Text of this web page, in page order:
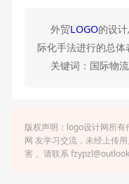
外贸LOGO的设
际化手法进行的总体
关键词：国际物流
版权声明：logo设计网所
网 友学习交流，未经上传
害， 请联系